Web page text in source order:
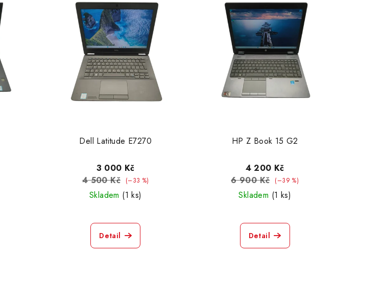
Dell Latitude E7270
3 000 Kč
4 500 Kč
(–33 %)
Skladem (1 ks)
Detail
HP Z Book 15 G2
4 200 Kč
6 900 Kč (–39 %)
Skladem (1 ks)
Detail